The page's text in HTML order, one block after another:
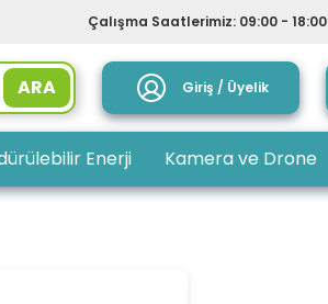
Çalışma Saatlerimiz: 09:00 - 18:00
ARA Giriş / Üyelik
Enerji Kamera ve Drone